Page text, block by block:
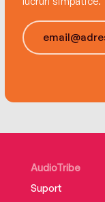
AudioTribe
Suport